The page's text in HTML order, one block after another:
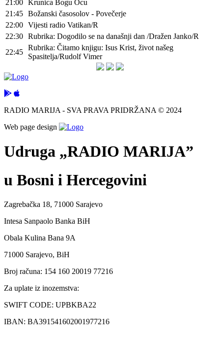
21:00 Krunica Bogu Ocu
21:45 Božanski časosolov - Povečerje
22:00 Vijesti radio Vatikan/R
22:30 Rubrika: Dogodilo se na današnji dan /Dražen Janko/R
22:45
Rubrika: Čitamo knjigu: Isus Krist, život našeg
Spasitelja/Rudolf Vimer
RADIO MARIJA - SVA PRAVA PRIDRŽANA © 2024
Web page design
Udruga „RADIO MARIJA”
u Bosni i Hercegovini
Zagrebačka 18, 71000 Sarajevo
Intesa Sanpaolo Banka BiH
Obala Kulina Bana 9A
71000 Sarajevo, BiH
Broj računa: 154 160 20019 77216
Za uplate iz inozemstva:
SWIFT CODE: UPBKBA22
IBAN: BA391541602001977216